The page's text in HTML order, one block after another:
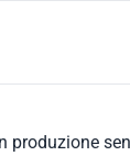
produzione